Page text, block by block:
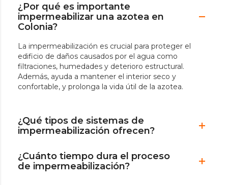
¿Por qué es importante
impermeabilizar una azotea en
Colonia?
La impermeabilización es crucial para proteger el
edificio de daños causados por el agua como
filtraciones, humedades y deterioro estructural.
Además, ayuda a mantener el interior seco y
confortable, y prolonga la vida útil de la azotea.
¿Qué tipos de sistemas de
impermeabilización ofrecen?
¿Cuánto tiempo dura el proceso
de impermeabilización?